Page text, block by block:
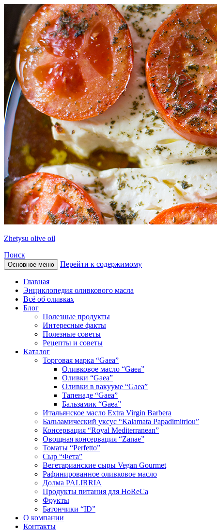
Zhetysu olive oil
Поиск
Основное меню Перейти к содержимому
Главная
Энциклопедия оливкового масла
Всё об оливках
Блог
Полезные продукты
Интересные факты
Полезные советы
Рецепты и советы
Каталог
Торговая марка “Gaea”
Оливковое масло “Gaea”
Оливки “Gaea”
Оливки в вакууме “Gaea”
Тапенаде “Gaea”
Бальзамик “Gaea”
Итальянское масло Extra Virgin Barbera
Бальзамический уксус “Kalamata Papadimitriou”
Консервация “Royal Mediterranean”
Овощная консервация “Zanae”
Томаты “Perfetto”
Сыр “Фета”
Вегетарианские сыры Vegan Gourmet
Рафинированное оливковое масло
Долма PALIRRIA
Продукты питания для HoReCa
Фрукты
Батончики “ID”
О компании
Контакты